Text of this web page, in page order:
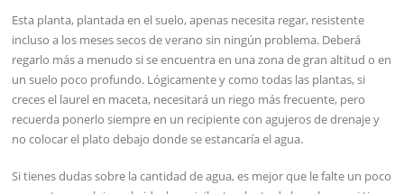
Esta planta, plantada en el suelo, apenas necesita regar, resistente
incluso a los meses secos de verano sin ningún problema. Deberá
regarlo más a menudo si se encuentra en una zona de gran altitud o en
un suelo poco profundo. Lógicamente y como todas las plantas, si
creces el laurel en maceta, necesitará un riego más frecuente, pero
recuerda ponerlo siempre en un recipiente con agujeros de drenaje y
no colocar el plato debajo donde se estancaría el agua.
Si tienes dudas sobre la cantidad de agua, es mejor que le falte un poco